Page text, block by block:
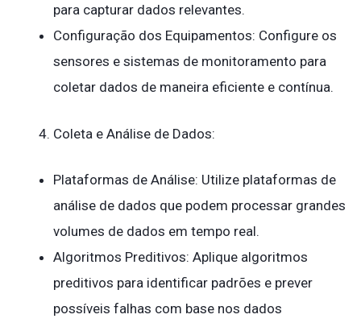
para capturar dados relevantes.
Configuração dos Equipamentos: Configure os
sensores e sistemas de monitoramento para
coletar dados de maneira eficiente e contínua.
Coleta e Análise de Dados:
Plataformas de Análise: Utilize plataformas de
análise de dados que podem processar grandes
volumes de dados em tempo real.
Algoritmos Preditivos: Aplique algoritmos
preditivos para identificar padrões e prever
possíveis falhas com base nos dados